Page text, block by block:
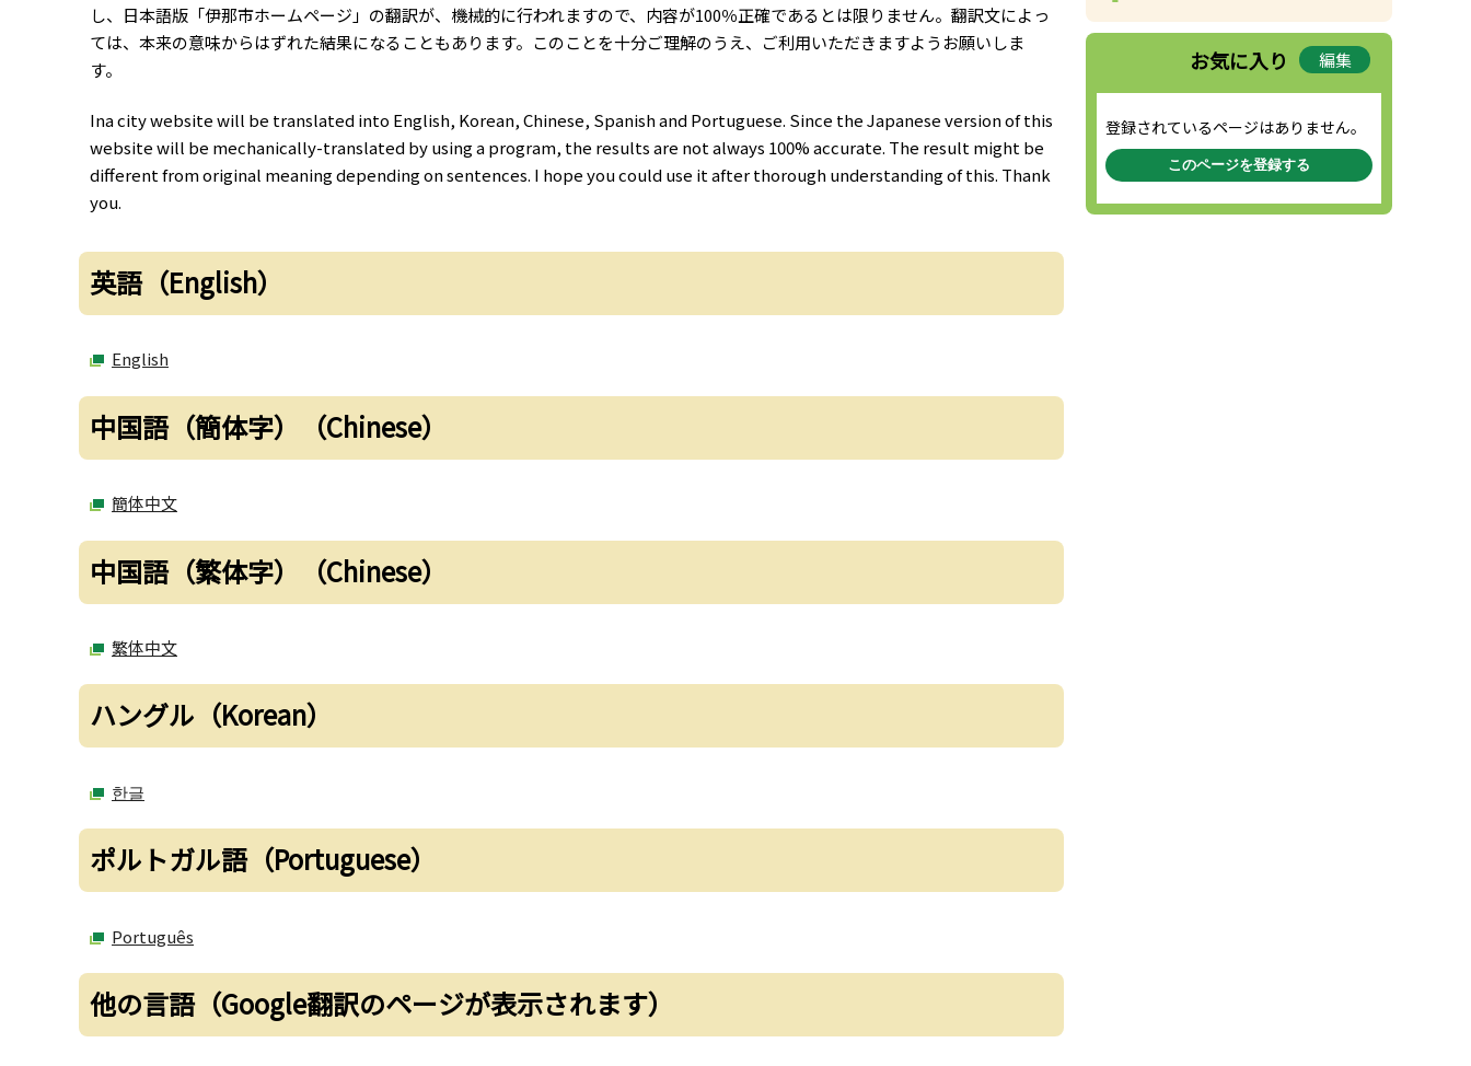
し、日本語版「伊那市ホームページ」の翻訳が、機械的に行われますので、内容が100％正確であるとは限りません。翻訳文によっ
ては、本来の意味からはずれた結果になることもあります。このことを十分ご理解のうえ、ご利用いただきますようお願いしま
す。
Ina city website will be translated into English, Korean, Chinese, Spanish and Portuguese. Since the Japanese version of this
website will be mechanically-translated by using a program, the results are not always 100% accurate. The result might be
different from original meaning depending on sentences. I hope you could use it after thorough understanding of this. Thank
you.
英語（English）
English
中国語（簡体字）（Chinese）
簡体中文
中国語（繁体字）（Chinese）
繁体中文
ハングル（Korean）
한글
ポルトガル語（Portuguese）
Português
他の言語（Google翻訳のページが表示されます）
お気に入り 編集
登録されているページはありません。
このページを登録する